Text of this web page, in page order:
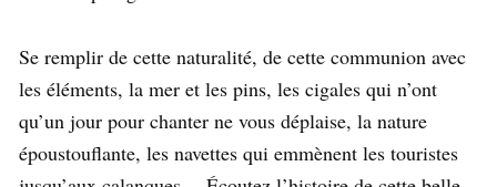
Se remplir de cette naturalité, de cette communion avec
les éléments, la mer et les pins, les cigales qui n’ont
qu’un jour pour chanter ne vous déplaise, la nature
époustouflante, les navettes qui emmènent les touristes